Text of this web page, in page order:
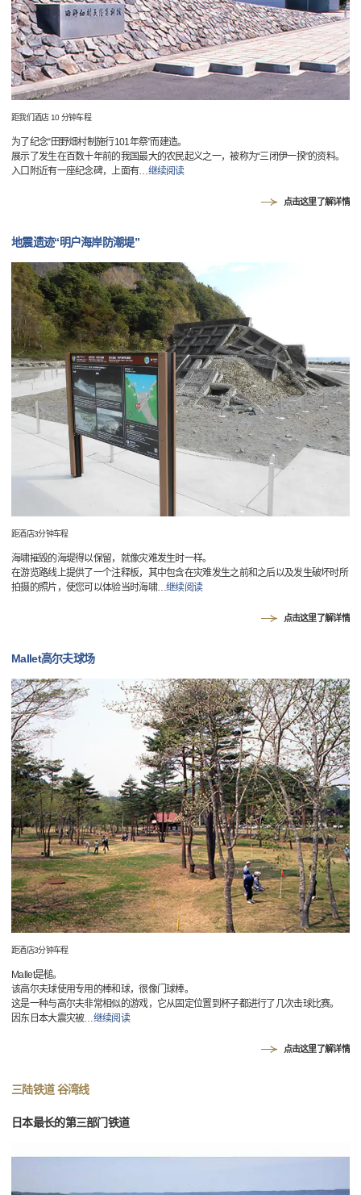
距我们酒店 10 分钟车程
为了纪念“田野畑村制施行101年祭”而建造。
展示了发生在百数十年前的我国最大的农民起义之一，被称为“三闭伊一揆”的资料。
入口附近有一座纪念碑，上面有…继续阅读
点击这里了解详情
地震遗迹“明户海岸防潮堤”
距酒店3分钟车程
海啸摧毁的海堤得以保留，就像灾难发生时一样。
在游览路线上提供了一个注释板，其中包含在灾难发生之前和之后以及发生破坏时所
拍摄的照片，使您可以体验当时海啸…继续阅读
点击这里了解详情
Mallet高尔夫球场
距酒店3分钟车程
Mallet是槌。
该高尔夫球使用专用的棒和球，很像门球棒。
这是一种与高尔夫非常相似的游戏，它从固定位置到杯子都进行了几次击球比赛。
因东日本大震灾被…继续阅读
点击这里了解详情
三陆铁道 谷湾线
日本最长的第三部门铁道